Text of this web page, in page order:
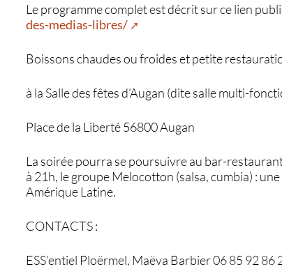
Le programme complet est décrit sur ce lien
des-medias-libres/
Boissons chaudes ou froides et petite
à la Salle des fêtes d’Augan (dite salle multi-
Place de la Liberté 56800 Augan
La soirée pourra se poursuivre au bar-
à 21h, le groupe Melocotton (salsa, cumbia) :
Amérique Latine.
CONTACTS :
ESS’entiel Ploërmel, Maëva Barbier 06 85 92 86